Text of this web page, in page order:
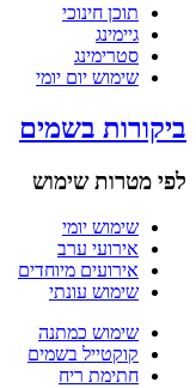
תוכן חינוכי
גיימינג
סטרימינג
שימוש יום יומי
ביקורות בשמים
לפי מטרות שימוש
שימוש יומי
אירועי ערב
אירועים מיוחדים
שימוש עונתי
שימוש כמתנה
קוקטייל בשמים
חתימת ריח